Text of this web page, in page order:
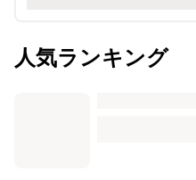
人気ランキング